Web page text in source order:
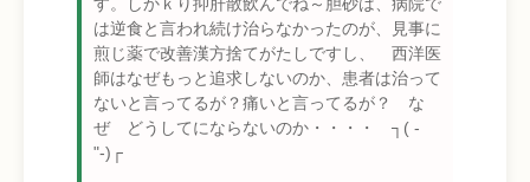
す。しかｋり抑肝散飲んでね～胆砂は、病院で
は逆食と言われ続け治らなかったのが、見事に
煎じ薬で改善漢方捨てがたしですし、 西洋医
師はなぜもっと追求しないのか、患者は治って
ないと言ってるが？痛いと言ってるが？ な
ぜ どうしてにならないのか・・・・ ┐( -
"-)┌